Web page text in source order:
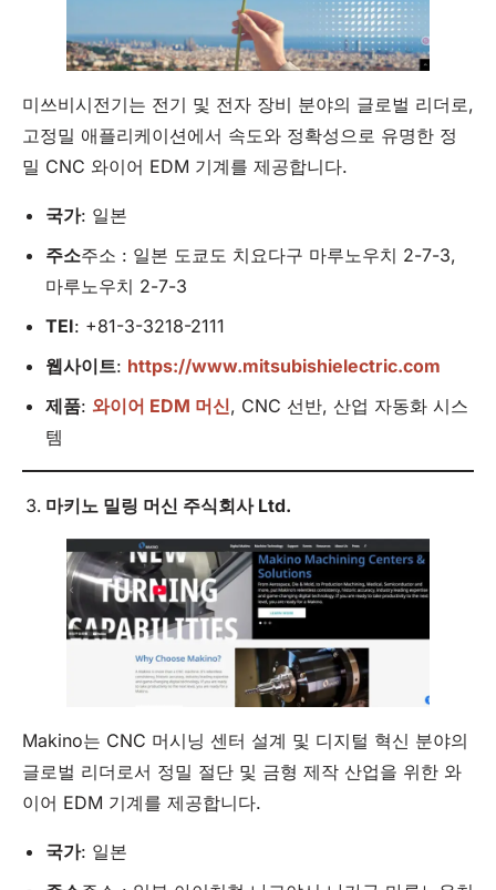
미쓰비시전기는 전기 및 전자 장비 분야의 글로벌 리더로,
고정밀 애플리케이션에서 속도와 정확성으로 유명한 정
밀 CNC 와이어 EDM 기계를 제공합니다.
국가: 일본
주소주소 : 일본 도쿄도 치요다구 마루노우치 2-7-3,
마루노우치 2-7-3
TEI: +81-3-3218-2111
웹사이트: https://www.mitsubishielectric.com
제품: 와이어 EDM 머신, CNC 선반, 산업 자동화 시스
템
마키노 밀링 머신 주식회사 Ltd.
Makino는 CNC 머시닝 센터 설계 및 디지털 혁신 분야의
글로벌 리더로서 정밀 절단 및 금형 제작 산업을 위한 와
이어 EDM 기계를 제공합니다.
국가: 일본